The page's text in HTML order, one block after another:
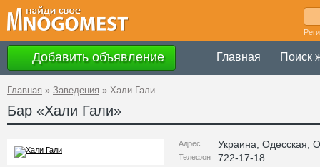
Добавить объявление Главная Поиск
Главная » Заведения » Хали Гали
Бар «Хали Гали»
Адрес Украина Одесская ,
Телефон 722-17-18